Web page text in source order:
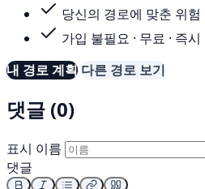
당신의 경로에 맞춘 위험
가입 불필요 · 무료 · 즉시
내 경로 계획 다른 경로 보기
댓글 (0)
표시 이름
댓글